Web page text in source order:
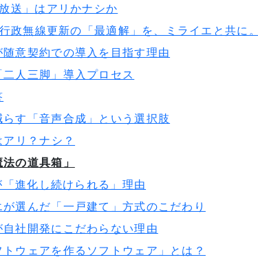
送」はアリかナシか
政無線更新の「最適解」を、ミライエと共に。
意契約での導入を目指す理由
人三脚」導入プロセス
す「音声合成」という選択肢
リ？ナシ？
の道具箱」
進化し続けられる」理由
選んだ「一戸建て」方式のこだわり
社開発にこだわらない理由
ウェアを作るソフトウェア」とは？